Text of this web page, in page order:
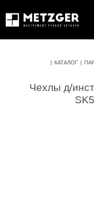
| КАТАЛОГ |
Чехлы д/